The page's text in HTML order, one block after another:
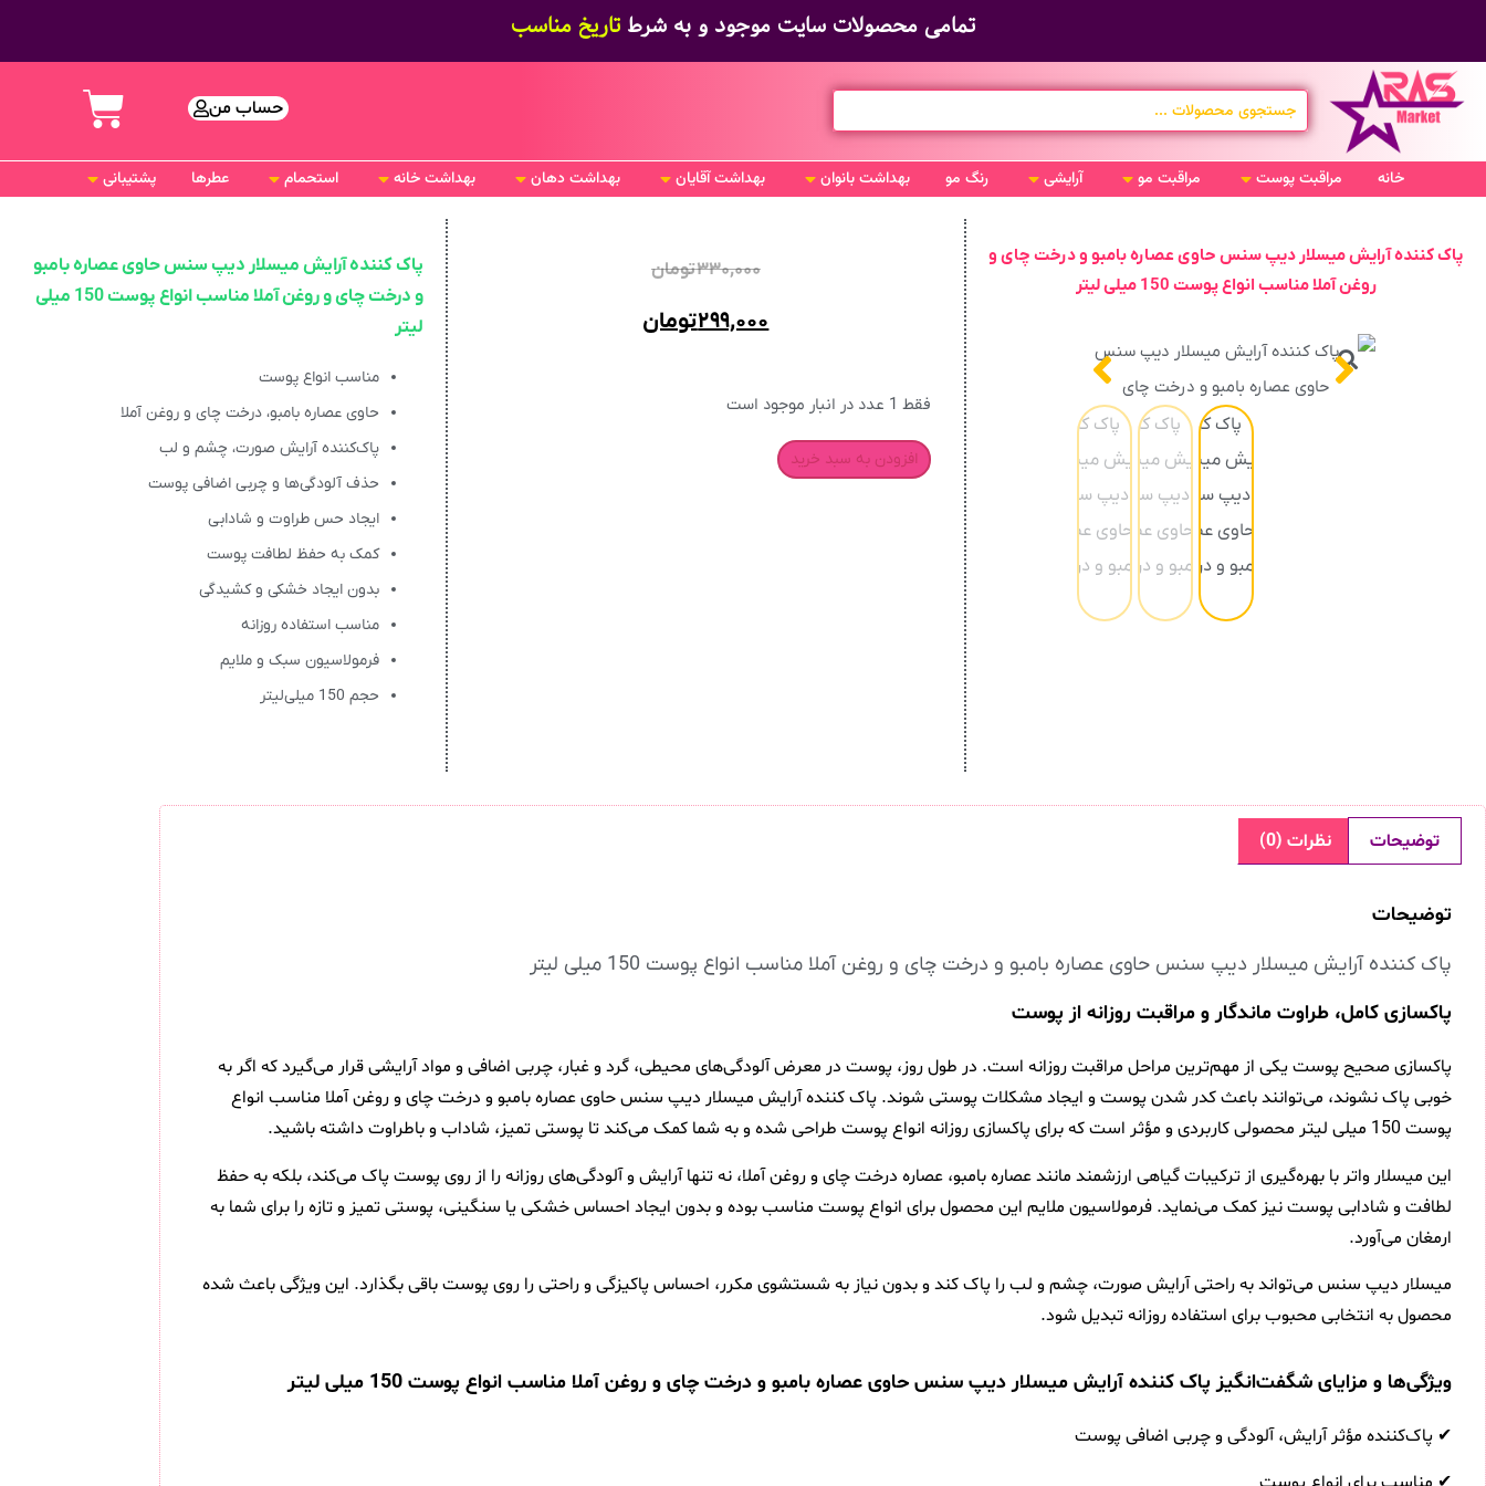
تمامی محصولات سایت موجود و به شرط تاریخ مناسب
حساب من
خانه مراقبت پوست مراقبت مو آرایشی رنگ مو بهداشت بانوان بهداشت آقایان بهداشت دهان بهداشت خانه استحمام عطرها پشتیبانی
پاک کننده آرایش میسلار دیپ سنس حاوی عصاره بامبو و درخت چای و
روغن آملا مناسب انواع پوست 150 میلی لیتر
۳۳۰,۰۰۰تومان
۲۹۹,۰۰۰تومان
فقط 1 عدد در انبار موجود است
افزودن به سبد خرید
پاک کننده آرایش میسلار دیپ سنس حاوی عصاره بامبو
و درخت چای و روغن آملا مناسب انواع پوست 150 میلی
لیتر
مناسب انواع پوست
حاوی عصاره بامبو، درخت چای و روغن آملا
پاک‌کننده آرایش صورت، چشم و لب
حذف آلودگی‌ها و چربی اضافی پوست
ایجاد حس طراوت و شادابی
کمک به حفظ لطافت پوست
بدون ایجاد خشکی و کشیدگی
مناسب استفاده روزانه
فرمولاسیون سبک و ملایم
حجم 150 میلی‌لیتر
توضیحات نظرات (0)
توضیحات
پاک کننده آرایش میسلار دیپ سنس حاوی عصاره بامبو و درخت چای و روغن آملا مناسب انواع پوست 150 میلی لیتر
پاکسازی کامل، طراوت ماندگار و مراقبت روزانه از پوست
پاکسازی صحیح پوست یکی از مهم‌ترین مراحل مراقبت روزانه است. در طول روز، پوست در معرض آلودگی‌های محیطی، گرد و غبار، چربی اضافی و مواد آرایشی قرار می‌گیرد که اگر به
خوبی پاک نشوند، می‌توانند باعث کدر شدن پوست و ایجاد مشکلات پوستی شوند. پاک کننده آرایش میسلار دیپ سنس حاوی عصاره بامبو و درخت چای و روغن آملا مناسب انواع
پوست 150 میلی لیتر محصولی کاربردی و مؤثر است که برای پاکسازی روزانه انواع پوست طراحی شده و به شما کمک می‌کند تا پوستی تمیز، شاداب و باطراوت داشته باشید.
این میسلار واتر با بهره‌گیری از ترکیبات گیاهی ارزشمند مانند عصاره بامبو، عصاره درخت چای و روغن آملا، نه تنها آرایش و آلودگی‌های روزانه را از روی پوست پاک می‌کند، بلکه به حفظ
لطافت و شادابی پوست نیز کمک می‌نماید. فرمولاسیون ملایم این محصول برای انواع پوست مناسب بوده و بدون ایجاد احساس خشکی یا سنگینی، پوستی تمیز و تازه را برای شما به
ارمغان می‌آورد.
میسلار دیپ سنس می‌تواند به راحتی آرایش صورت، چشم و لب را پاک کند و بدون نیاز به شستشوی مکرر، احساس پاکیزگی و راحتی را روی پوست باقی بگذارد. این ویژگی باعث شده
محصول به انتخابی محبوب برای استفاده روزانه تبدیل شود.
ویژگی‌ها و مزایای شگفت‌انگیز پاک کننده آرایش میسلار دیپ سنس حاوی عصاره بامبو و درخت چای و روغن آملا مناسب انواع پوست 150 میلی لیتر
✔ پاک‌کننده مؤثر آرایش، آلودگی و چربی اضافی پوست